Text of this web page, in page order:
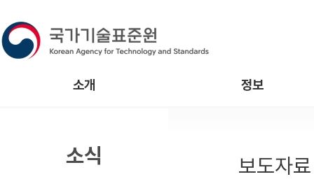
소개 정보
보도자료
소식